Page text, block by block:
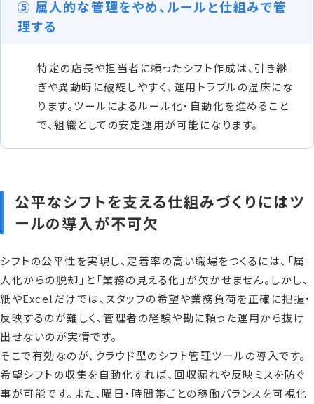
⑤ 属人的な管理をやめ、ルールと仕組みで管
理する
特定の店長や担当者に頼ったシフト作成は、引き継
ぎや異動時に破綻しやすく、運用トラブルの温床にな
ります。ツールによるルール化・自動化を進めること
で、組織としての安定運用が可能になります。
公平なシフトを支える仕組みづくりにはツ
ールの導入が不可欠
シフトの公平性を実現し、定着率の高い職場をつくるには、「属
人化からの脱却」と「業務の見える化」が欠かせません。しかし、
紙やExcelだけでは、スタッフの希望や業務負荷を正確に把握・
反映するのが難しく、管理者の経験や勘に頼った運用から抜け
出せないのが実情です。
そこで有効なのが、クラウド型のシフト管理ツールの導入です。
希望シフトの収集を自動化すれば、回収漏れや反映ミスを防ぐ
事が可能です。また、曜日・時間帯ごとの稼働バランスを可視化